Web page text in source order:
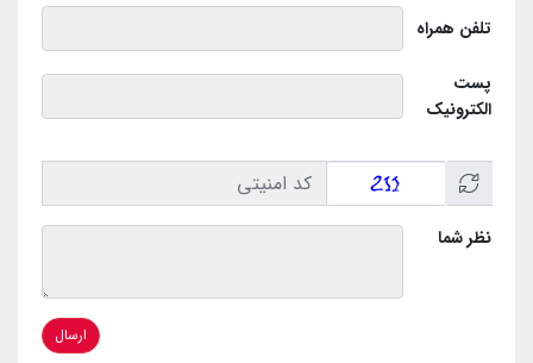
تلفن همراه
پست
الکترونیک
نظر شما
ارسال